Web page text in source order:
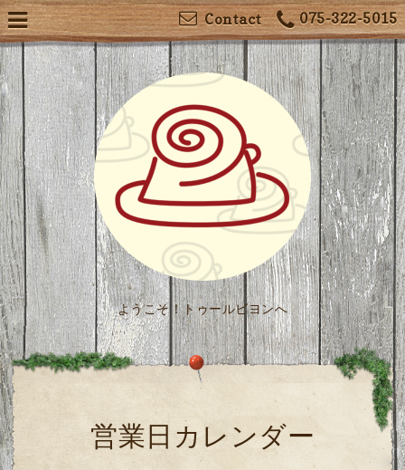
075-322-5015
Contact
ようこそ！トゥールビヨンへ
営業日カレンダー